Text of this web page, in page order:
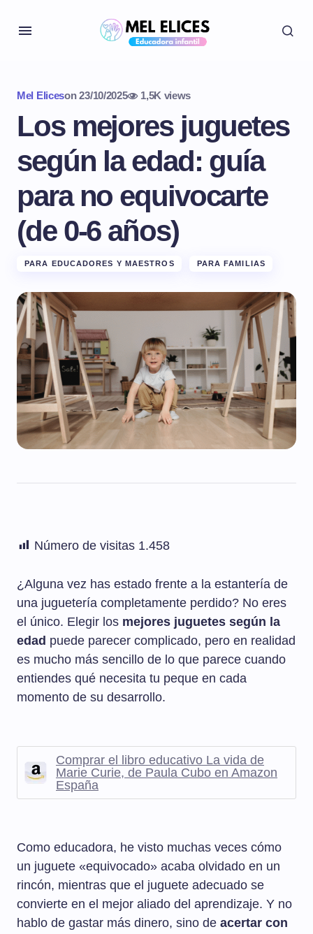
Mel Eliceson 23/10/2025 1,5K views
Los mejores juguetes
según la edad: guía
para no equivocarte
(de 0-6 años)
PARA EDUCADORES Y MAESTROS PARA FAMILIAS
Número de visitas 1.458
¿Alguna vez has estado frente a la estantería de
una juguetería completamente perdido? No eres
el único. Elegir los mejores juguetes según la
edad puede parecer complicado, pero en realidad
es mucho más sencillo de lo que parece cuando
entiendes qué necesita tu peque en cada
momento de su desarrollo.
Comprar el libro educativo La vida de
Marie Curie, de Paula Cubo en Amazon
España
Como educadora, he visto muchas veces cómo
un juguete «equivocado» acaba olvidado en un
rincón, mientras que el juguete adecuado se
convierte en el mejor aliado del aprendizaje. Y no
hablo de gastar más dinero, sino de acertar con